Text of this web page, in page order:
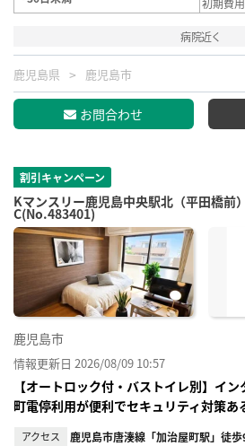
初期費
病院近く
鹿児島県 鹿児島市
お問合わせ
割引キャンペーン
Kマンスリー鹿児島中央駅北（平田橋前
C(No.483401)
鹿児島市
情報更新日 2026/08/09 10:57
【オートロック付・バストイレ別】イ
町電停利用が便利でセキュリティ対策あ
アクセス 鹿児島市唐湊線「加治屋町駅」徒